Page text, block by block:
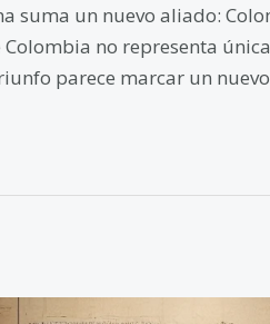
suma un nuevo aliado:
no representa
parece marcar un